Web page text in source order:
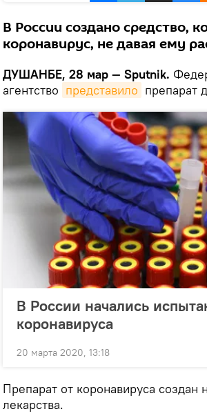
В России создано средство,
коронавирус, не давая ему
ДУШАНБЕ, 28 мар — Sputnik.
агентство представило препарат
В России начались
коронавируса
20 марта 2020, 13:18
Препарат от коронавируса создан
лекарства.